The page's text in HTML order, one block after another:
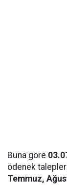
Buna göre
ödenek
Temmuz,